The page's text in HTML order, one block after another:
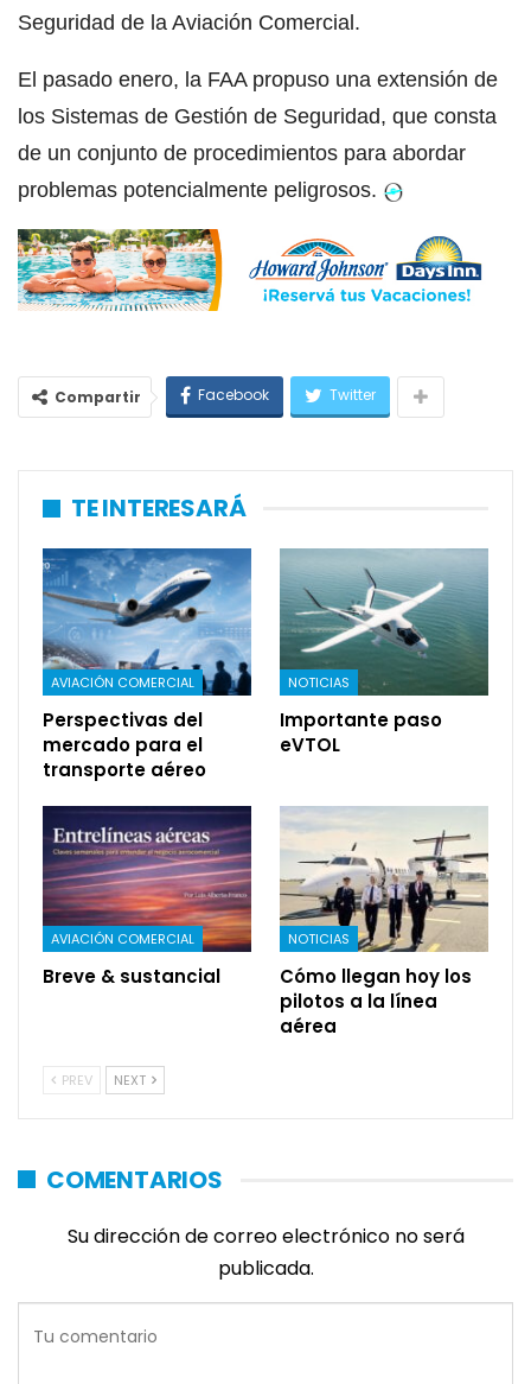
Seguridad de la Aviación Comercial.
El pasado enero, la FAA propuso una extensión de
los Sistemas de Gestión de Seguridad, que consta
de un conjunto de procedimientos para abordar
problemas potencialmente peligrosos.
Compartir Facebook Twitter
TE INTERESARÁ
AVIACIÓN COMERCIAL
Perspectivas del
mercado para el
transporte aéreo
NOTICIAS
Importante paso
eVTOL
AVIACIÓN COMERCIAL
Breve & sustancial
NOTICIAS
Cómo llegan hoy los
pilotos a la línea
aérea
PREV NEXT
COMENTARIOS
Su dirección de correo electrónico no será
publicada.